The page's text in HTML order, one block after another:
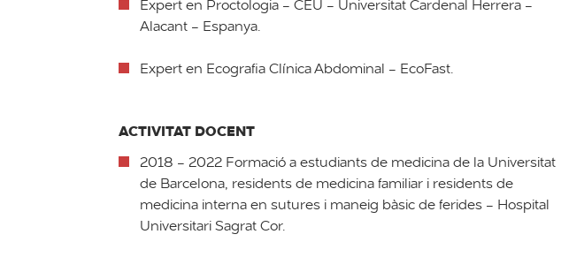
Expert en Proctologia - CEU - Universitat Cardenal Herrera -
Alacant - Espanya.
Expert en Ecografia Clínica Abdominal - EcoFast.
ACTIVITAT DOCENT
2018 - 2022 Formació a estudiants de medicina de la Universitat
de Barcelona, residents de medicina familiar i residents de
medicina interna en sutures i maneig bàsic de ferides - Hospital
Universitari Sagrat Cor.